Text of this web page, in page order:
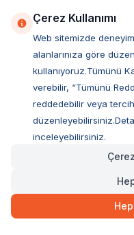
Bozita
Sanebelle
Miratorg
Reflex
Çerez Kullanımı
Web sitemizde
alanlarınıza göre
kullanıyoruz.Tümünü
verebilir, “Tümünü
reddedebilir veya
inceleyebilirsiniz.